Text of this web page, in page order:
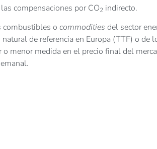
compensaciones por CO2 indirecto.
combustibles o commodities del sector
de referencia en Europa (TTF) o de
menor medida en el precio final del